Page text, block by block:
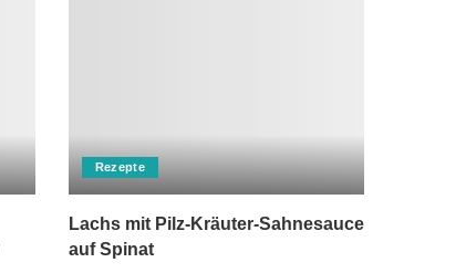
Rezepte
Lachs mit Pilz-Kräuter-Sahnesauce
auf Spinat